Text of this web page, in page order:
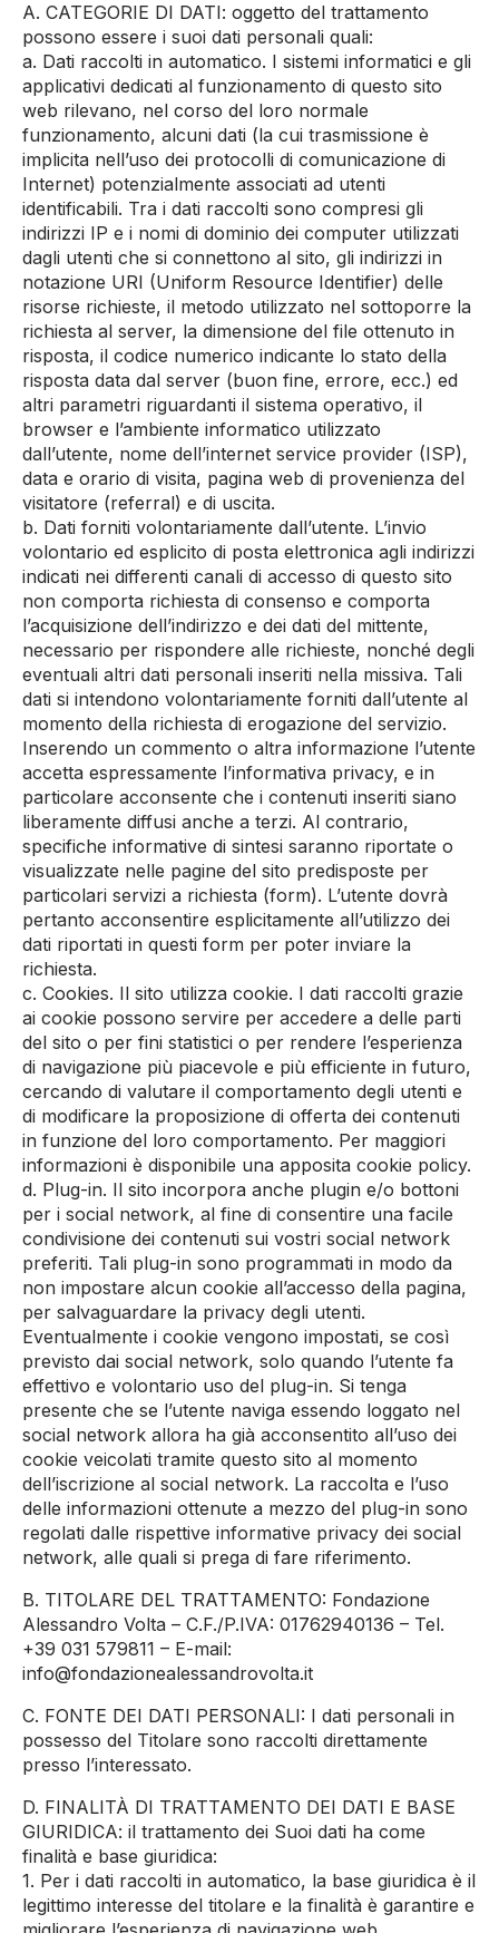
A. CATEGORIE DI DATI: oggetto del trattamento
possono essere i suoi dati personali quali:
a. Dati raccolti in automatico. I sistemi informatici e gli
applicativi dedicati al funzionamento di questo sito
web rilevano, nel corso del loro normale
funzionamento, alcuni dati (la cui trasmissione è
implicita nell’uso dei protocolli di comunicazione di
Internet) potenzialmente associati ad utenti
identificabili. Tra i dati raccolti sono compresi gli
indirizzi IP e i nomi di dominio dei computer utilizzati
dagli utenti che si connettono al sito, gli indirizzi in
notazione URI (Uniform Resource Identifier) delle
risorse richieste, il metodo utilizzato nel sottoporre la
richiesta al server, la dimensione del file ottenuto in
risposta, il codice numerico indicante lo stato della
risposta data dal server (buon fine, errore, ecc.) ed
altri parametri riguardanti il sistema operativo, il
browser e l’ambiente informatico utilizzato
dall’utente, nome dell’internet service provider (ISP),
data e orario di visita, pagina web di provenienza del
visitatore (referral) e di uscita.
b. Dati forniti volontariamente dall’utente. L’invio
volontario ed esplicito di posta elettronica agli indirizzi
indicati nei differenti canali di accesso di questo sito
non comporta richiesta di consenso e comporta
l’acquisizione dell’indirizzo e dei dati del mittente,
necessario per rispondere alle richieste, nonché degli
eventuali altri dati personali inseriti nella missiva. Tali
dati si intendono volontariamente forniti dall’utente al
momento della richiesta di erogazione del servizio.
Inserendo un commento o altra informazione l’utente
accetta espressamente l’informativa privacy, e in
particolare acconsente che i contenuti inseriti siano
liberamente diffusi anche a terzi. Al contrario,
specifiche informative di sintesi saranno riportate o
visualizzate nelle pagine del sito predisposte per
particolari servizi a richiesta (form). L’utente dovrà
pertanto acconsentire esplicitamente all’utilizzo dei
dati riportati in questi form per poter inviare la
richiesta.
c. Cookies. Il sito utilizza cookie. I dati raccolti grazie
ai cookie possono servire per accedere a delle parti
del sito o per fini statistici o per rendere l’esperienza
di navigazione più piacevole e più efficiente in futuro,
cercando di valutare il comportamento degli utenti e
di modificare la proposizione di offerta dei contenuti
in funzione del loro comportamento. Per maggiori
informazioni è disponibile una apposita cookie policy.
d. Plug-in. Il sito incorpora anche plugin e/o bottoni
per i social network, al fine di consentire una facile
condivisione dei contenuti sui vostri social network
preferiti. Tali plug-in sono programmati in modo da
non impostare alcun cookie all’accesso della pagina,
per salvaguardare la privacy degli utenti.
Eventualmente i cookie vengono impostati, se così
previsto dai social network, solo quando l’utente fa
effettivo e volontario uso del plug-in. Si tenga
presente che se l’utente naviga essendo loggato nel
social network allora ha già acconsentito all’uso dei
cookie veicolati tramite questo sito al momento
dell’iscrizione al social network. La raccolta e l’uso
delle informazioni ottenute a mezzo del plug-in sono
regolati dalle rispettive informative privacy dei social
network, alle quali si prega di fare riferimento.
B. TITOLARE DEL TRATTAMENTO: Fondazione
Alessandro Volta – C.F./P.IVA: 01762940136 – Tel.
+39 031 579811 – E-mail:
info@fondazionealessandrovolta.it
C. FONTE DEI DATI PERSONALI: I dati personali in
possesso del Titolare sono raccolti direttamente
presso l’interessato.
D. FINALITÀ DI TRATTAMENTO DEI DATI E BASE
GIURIDICA: il trattamento dei Suoi dati ha come
finalità e base giuridica:
1. Per i dati raccolti in automatico, la base giuridica è il
legittimo interesse del titolare e la finalità è garantire e